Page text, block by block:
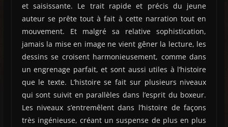
et saisissante. Le trait rapide et précis du jeune
auteur se prête tout à fait à cette narration tout en
mouvement. Et malgré sa relative sophistication,
jamais la mise en image ne vient gêner la lecture, les
dessins se croisent harmonieusement, comme dans
un engrenage parfait, et sont aussi utiles à l’histoire
que le texte. L’histoire se fait sur plusieurs niveaux
qui sont suivit en parallèles dans l’esprit du boxeur.
Les niveaux s’entremêlent dans l’histoire de façons
très ingénieuse, créant un suspense de plus en plus